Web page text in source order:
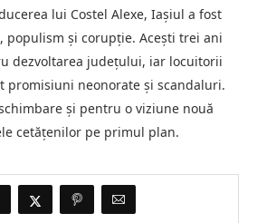
lui Costel Alexe, Iașiul a fost
populism și corupție. Acești trei ani
dezvoltarea județului, iar locuitorii
promisiuni neonorate și scandaluri.
și pentru o viziune nouă
cetățenilor pe primul plan.